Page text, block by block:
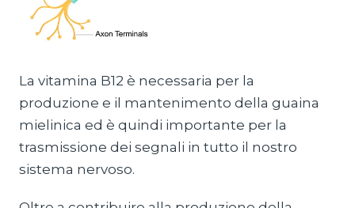
La vitamina B12 è necessaria per la
produzione e il mantenimento della guaina
mielinica ed è quindi importante per la
trasmissione dei segnali in tutto il nostro
sistema nervoso.